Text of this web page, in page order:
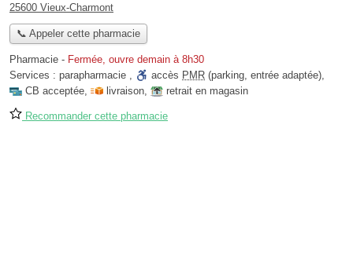
25600 Vieux-Charmont
📞 Appeler cette pharmacie
Pharmacie - Fermée, ouvre demain à 8h30
Services : parapharmacie , accès PMR (parking, entrée adaptée),
CB acceptée, livraison, retrait en magasin
Recommander cette pharmacie